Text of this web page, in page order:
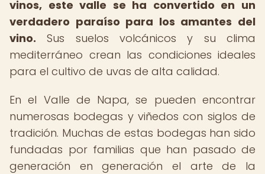
vinos, este valle se ha convertido en un
verdadero paraíso para los amantes del
vino. Sus suelos volcánicos y su clima
mediterráneo crean las condiciones ideales
para el cultivo de uvas de alta calidad.
En el Valle de Napa, se pueden encontrar
numerosas bodegas y viñedos con siglos de
tradición. Muchas de estas bodegas han sido
fundadas por familias que han pasado de
generación en generación el arte de la